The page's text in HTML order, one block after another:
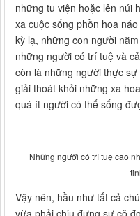
những tu viện hoặc lên núi
xa cuộc sống phồn hoa
kỳ lạ, những con người
những người có trí tuệ và
còn là những người thực
giải thoát khỏi những xa
quá ít người có thể sống
Những người có trí tuệ cao
Vậy nên, hầu như tất cả